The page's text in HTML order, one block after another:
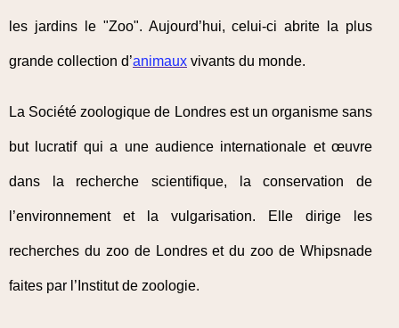
les jardins le "Zoo". Aujourd’hui, celui-ci abrite la plus
grande collection d’animaux vivants du monde.
La Société zoologique de Londres est un organisme sans
but lucratif qui a une audience internationale et œuvre
dans la recherche scientifique, la conservation de
l’environnement et la vulgarisation. Elle dirige les
recherches du zoo de Londres et du zoo de Whipsnade
faites par l’Institut de zoologie.